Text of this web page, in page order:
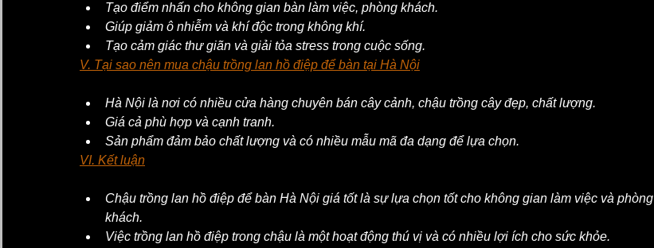
Tạo điểm nhấn cho không gian bàn làm việc, phòng khách.
Giúp giảm ô nhiễm và khí độc trong không khí.
Tạo cảm giác thư giãn và giải tỏa stress trong cuộc sống.
V. Tại sao nên mua chậu trồng lan hồ điệp để bàn tại Hà Nội
Hà Nội là nơi có nhiều cửa hàng chuyên bán cây cảnh, chậu trồng cây đẹp, chất lượng.
Giá cả phù hợp và cạnh tranh.
Sản phẩm đảm bảo chất lượng và có nhiều mẫu mã đa dạng để lựa chọn.
VI. Kết luận
Chậu trồng lan hồ điệp để bàn Hà Nội giá tốt là sự lựa chọn tốt cho không gian làm việc và phòng
khách.
Việc trồng lan hồ điệp trong chậu là một hoạt động thú vị và có nhiều lợi ích cho sức khỏe.